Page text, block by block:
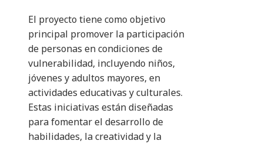
El proyecto tiene como objetivo
principal promover la participación
de personas en condiciones de
vulnerabilidad, incluyendo niños,
jóvenes y adultos mayores, en
actividades educativas y culturales.
Estas iniciativas están diseñadas
para fomentar el desarrollo de
habilidades, la creatividad y la